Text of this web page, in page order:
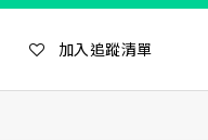
加入追蹤清單